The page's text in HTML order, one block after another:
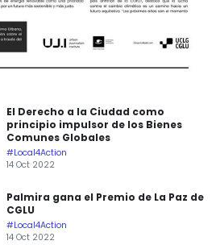
El Derecho a la Ciudad como
principio impulsor de los Bienes
Comunes Globales
#Local4Action
14 Oct 2022
Palmira gana el Premio de La Paz de
CGLU
#Local4Action
14 Oct 2022